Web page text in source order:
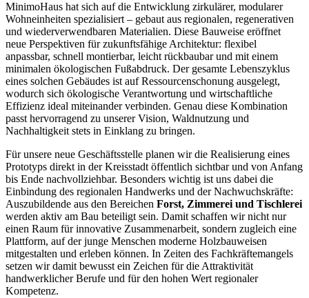
MinimoHaus hat sich auf die Entwicklung zirkulärer, modularer
Wohneinheiten spezialisiert – gebaut aus regionalen, regenerativen
und wiederverwendbaren Materialien. Diese Bauweise eröffnet
neue Perspektiven für zukunftsfähige Architektur: flexibel
anpassbar, schnell montierbar, leicht rückbaubar und mit einem
minimalen ökologischen Fußabdruck. Der gesamte Lebenszyklus
eines solchen Gebäudes ist auf Ressourcenschonung ausgelegt,
wodurch sich ökologische Verantwortung und wirtschaftliche
Effizienz ideal miteinander verbinden. Genau diese Kombination
passt hervorragend zu unserer Vision, Waldnutzung und
Nachhaltigkeit stets in Einklang zu bringen.
Für unsere neue Geschäftsstelle planen wir die Realisierung eines
Prototyps direkt in der Kreisstadt öffentlich sichtbar und von Anfang
bis Ende nachvollziehbar. Besonders wichtig ist uns dabei die
Einbindung des regionalen Handwerks und der Nachwuchskräfte:
Auszubildende aus den Bereichen Forst, Zimmerei und Tischlerei
werden aktiv am Bau beteiligt sein. Damit schaffen wir nicht nur
einen Raum für innovative Zusammenarbeit, sondern zugleich eine
Plattform, auf der junge Menschen moderne Holzbauweisen
mitgestalten und erleben können. In Zeiten des Fachkräftemangels
setzen wir damit bewusst ein Zeichen für die Attraktivität
handwerklicher Berufe und für den hohen Wert regionaler
Kompetenz.